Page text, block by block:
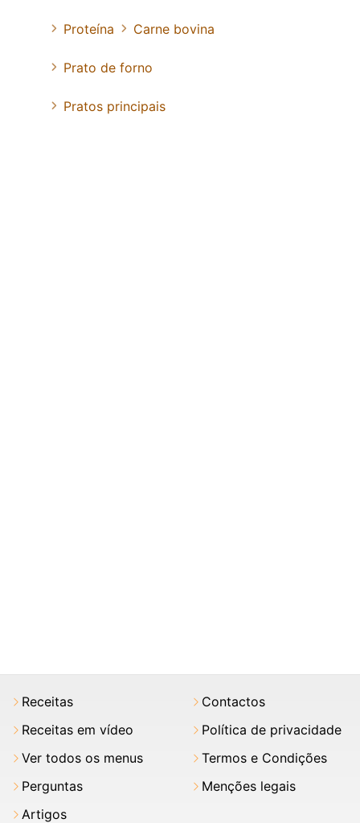
Proteína Carne bovina
Prato de forno
Pratos principais
Receitas
Receitas em vídeo
Ver todos os menus
Perguntas
Artigos
Contactos
Política de privacidade
Termos e Condições
Menções legais